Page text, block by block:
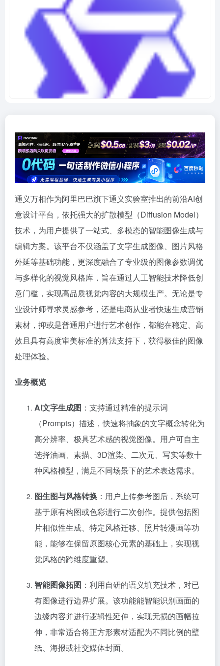
通义万相作为阿里巴巴旗下通义实验室推出的前沿AI创
意设计平台，依托强大的扩散模型（Diffusion Model）
技术，为用户提供了一站式、多模态的智能图像生成与
编辑方案。该平台不仅涵盖了文字生成图像、图片风格
外延等基础功能，更深度融合了专业级的图像参数调优
与多样化的视觉风格库，旨在通过人工智能技术降低创
意门槛，实现高品质视觉内容的大规模生产。无论是专
业设计师寻求灵感参考，还是电商从业者快速生成营销
素材，抑或是普通用户进行艺术创作，都能在稳定、高
效且具有高度审美标准的算法支持下，获得极佳的图像
处理体验。
业务概览
AI文字生成图 ：支持通过精准的提示词
（Prompts）描述，快速将抽象的文字概念转化为
高分辨率、极具艺术感的视觉图像。用户可自主
选择油画、素描、3D渲染、二次元、写实等数十
种风格模型，满足不同场景下的艺术表达需求。
图生图与风格转换 ：用户上传参考图后，系统可
基于原有构图或色彩进行二次创作。提供包括图
片相似性生成、特定风格迁移、照片转漫画等功
能，能够在保留原图核心元素的基础上，实现视
觉风格的跨维度重塑。
智能图像拓图 ：利用自研的语义填充技术，对已
有图像进行边界扩展。该功能能智能识别画面的
边缘内容并进行逻辑性延伸，实现无损的画幅拉
伸，非常适合将正方形素材适配为不同比例的壁
纸、海报或社交媒体封面。